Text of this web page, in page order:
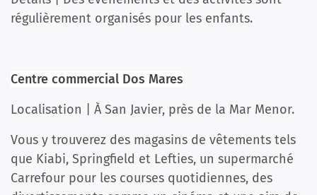
régulièrement organisés pour les enfants.
Centre commercial Dos Mares
Localisation | À San Javier, près de la Mar Menor.
Vous y trouverez des magasins de vêtements tels
que Kiabi, Springfield et Lefties, un supermarché
Carrefour pour les courses quotidiennes, des